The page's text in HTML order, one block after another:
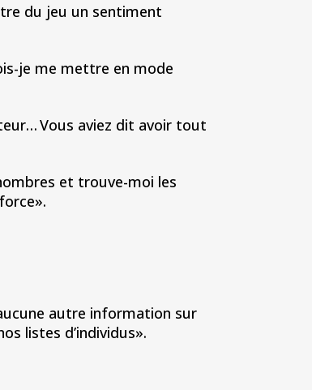
du jeu un sentiment
je me mettre en mode
Vous aviez dit avoir tout
et trouve-moi les
autre information sur
listes d’individus».